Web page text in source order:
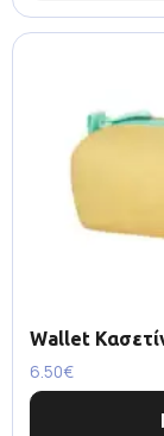
Wallet
6.50€